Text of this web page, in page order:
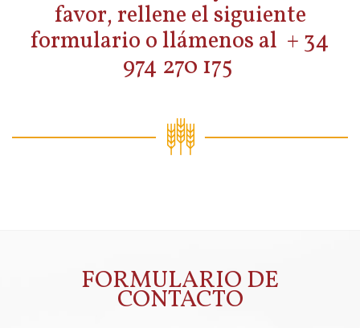
favor, rellene el siguiente
formulario o llámenos al + 34
974 270 175
FORMULARIO DE
CONTACTO